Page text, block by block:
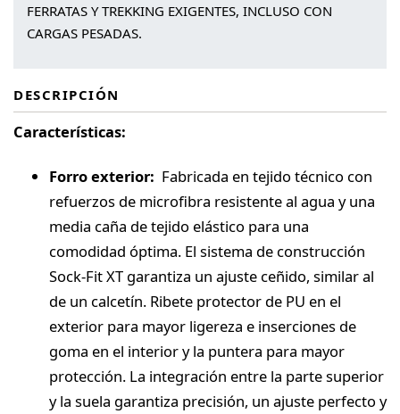
FERRATAS Y TREKKING EXIGENTES, INCLUSO CON
CARGAS PESADAS.
DESCRIPCIÓN
Características:
Forro exterior: Fabricada en tejido técnico con
refuerzos de microfibra resistente al agua y una
media caña de tejido elástico para una
comodidad óptima. El sistema de construcción
Sock-Fit XT garantiza un ajuste ceñido, similar al
de un calcetín. Ribete protector de PU en el
exterior para mayor ligereza e inserciones de
goma en el interior y la puntera para mayor
protección. La integración entre la parte superior
y la suela garantiza precisión, un ajuste perfecto y